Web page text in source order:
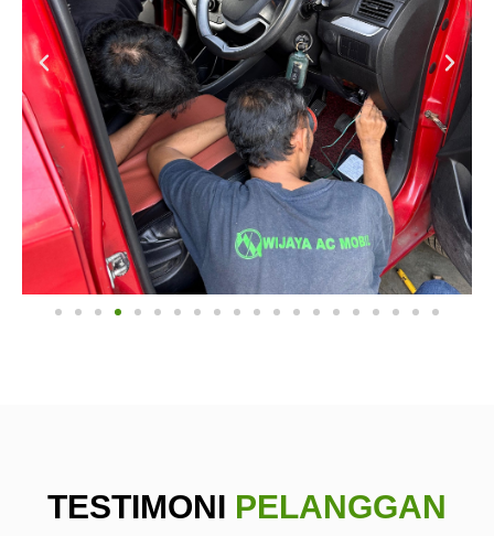
TESTIMONI PELANGGAN